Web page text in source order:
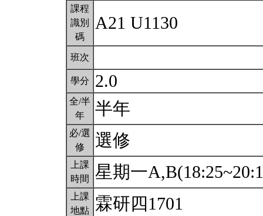
課程
識別
碼
A21 U1130
班次
學分 2.0
全/半
年
半年
必/選
修
選修
上課
時間
星期一
上課
地點
霖研四1701